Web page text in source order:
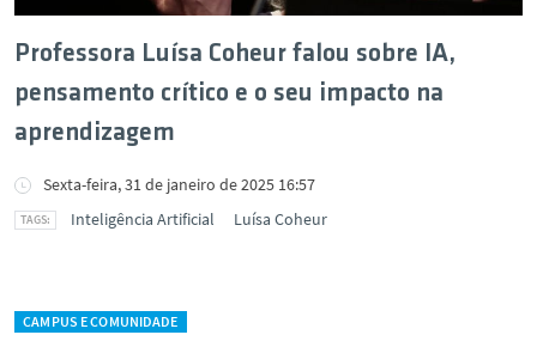
Professora Luísa Coheur falou sobre IA,
pensamento crítico e o seu impacto na
aprendizagem
Sexta-feira, 31 de janeiro de 2025 16:57
Inteligência Artificial
Luísa Coheur
CAMPUS E COMUNIDADE